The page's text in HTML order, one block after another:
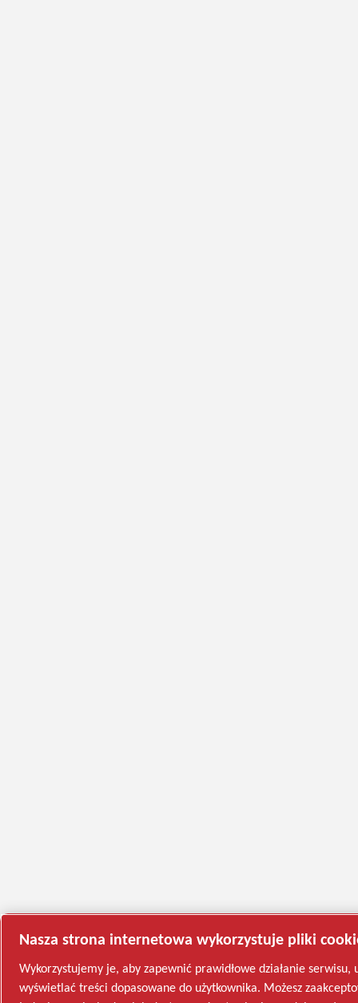
Nasza strona internetowa wykorzystuje pliki
Wykorzystujemy je, aby zapewnić prawidłowe działanie
wyświetlać treści dopasowane do użytkownika. Możesz